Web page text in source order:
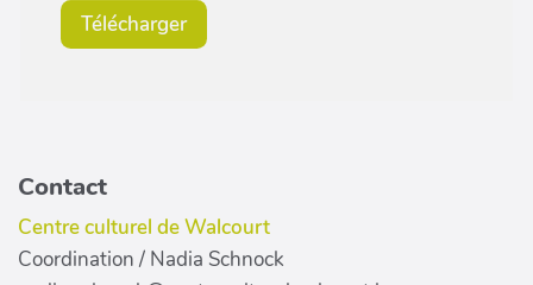
Télécharger
Contact
Centre culturel de Walcourt
Coordination / Nadia Schnock